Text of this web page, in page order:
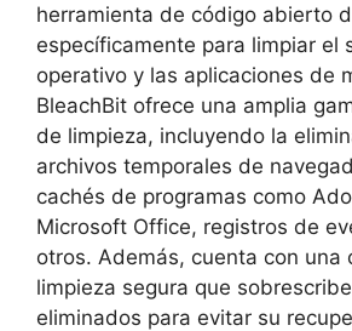
herramienta de código abierto
específicamente para limpiar el
operativo y las aplicaciones de
BleachBit ofrece una ⁤amplia
de⁤ limpieza, incluyendo la
archivos⁤ temporales de
cachés​ de programas como
Microsoft Office, registros de
otros.⁤ Además,⁣ cuenta ‌con ⁣una
limpieza segura que
eliminados para‍ evitar su